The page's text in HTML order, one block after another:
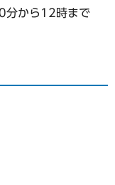
分から12時まで